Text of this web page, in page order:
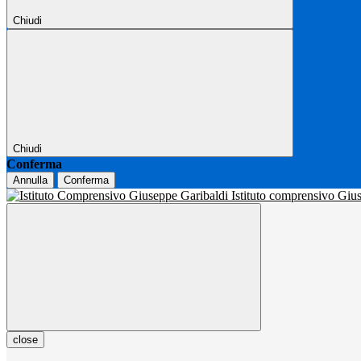
Chiudi
Chiudi
Conferma
Annulla Conferma
Istituto comprensivo
close